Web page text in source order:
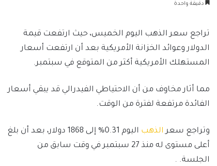
دقيقة واحدة
تراجع سعر الذهب اليوم الخميس، حيث ارتفعت قيمة
الدولار وعوائد الخزانة الأمريكية بعد أن ارتفعت أسعار
المستهلك الأمريكية أكثر من المتوقع في سبتمبر.
مما أثار مخاوف من أن الاحتياطي الفيدرالي قد يبقي أسعار
الفائدة مرتفعة لفترة من الوقت.
وتراجع سعر الذهب
اليوم 0.31% إلى 1868 دولار، بعد أن بلغ
أعلى مستوى له منذ 27 سبتمبر في وقت سابق من
الجلسة. .